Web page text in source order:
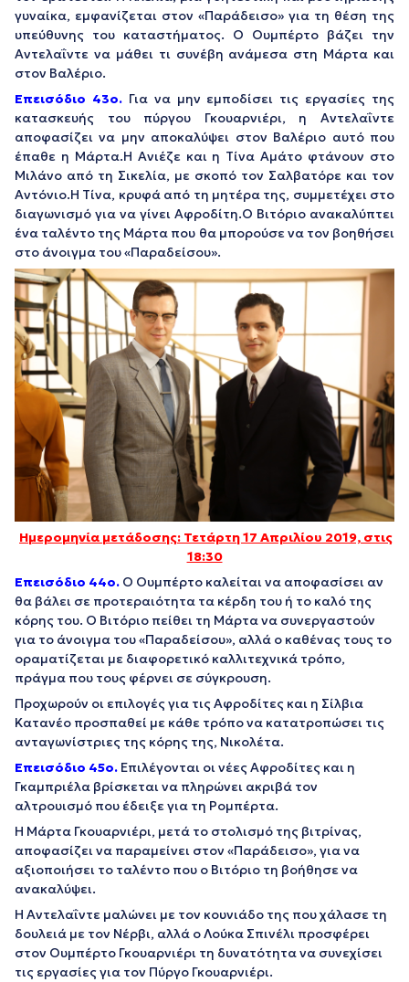
γυναίκα, εμφανίζεται στον «Παράδεισο» για τη θέση της
υπεύθυνης του καταστήματος. Ο Ουμπέρτο βάζει την
Αντελαΐντε να μάθει τι συνέβη ανάμεσα στη Μάρτα και
στον Βαλέριο.
Επεισόδιο 43o.Για να μην εμποδίσει τις εργασίες της
κατασκευής του πύργου Γκουαρνιέρι, η Αντελαΐντε
αποφασίζει να μην αποκαλύψει στον Βαλέριο αυτό που
έπαθε η Μάρτα.Η Ανιέζε και η Τίνα Αμάτο φτάνουν στο
Μιλάνο από τη Σικελία, με σκοπό τον Σαλβατόρε και τον
Αντόνιο.Η Τίνα, κρυφά από τη μητέρα της, συμμετέχει στο
διαγωνισμό για να γίνει Αφροδίτη.Ο Βιτόριο ανακαλύπτει
ένα ταλέντο της Μάρτα που θα μπορούσε να τον βοηθήσει
στο άνοιγμα του «Παραδείσου».
Ημερομηνία μετάδοσης: Τετάρτη 17 Απριλίου 2019, στις
18:30
Επεισόδιο 44o. Ο Ουμπέρτο καλείται να αποφασίσει αν
θα βάλει σε προτεραιότητα τα κέρδη του ή το καλό της
κόρης του. Ο Βιτόριο πείθει τη Μάρτα να συνεργαστούν
για το άνοιγμα του «Παραδείσου», αλλά ο καθένας τους το
οραματίζεται με διαφορετικό καλλιτεχνικά τρόπο,
πράγμα που τους φέρνει σε σύγκρουση.
Προχωρούν οι επιλογές για τις Αφροδίτες και η Σίλβια
Κατανέο προσπαθεί με κάθε τρόπο να κατατροπώσει τις
ανταγωνίστριες της κόρης της, Νικολέτα.
Επεισόδιο 45o. Επιλέγονται οι νέες Αφροδίτες και η
Γκαμπριέλα βρίσκεται να πληρώνει ακριβά τον
αλτρουισμό που έδειξε για τη Ρομπέρτα.
Η Μάρτα Γκουαρνιέρι, μετά το στολισμό της βιτρίνας,
αποφασίζει να παραμείνει στον «Παράδεισο», για να
αξιοποιήσει το ταλέντο που ο Βιτόριο τη βοήθησε να
ανακαλύψει.
Η Αντελαΐντε μαλώνει με τον κουνιάδο της που χάλασε τη
δουλειά με τον Νέρβι, αλλά ο Λούκα Σπινέλι προσφέρει
στον Ουμπέρτο Γκουαρνιέρι τη δυνατότητα να συνεχίσει
τις εργασίες για τον Πύργο Γκουαρνιέρι.